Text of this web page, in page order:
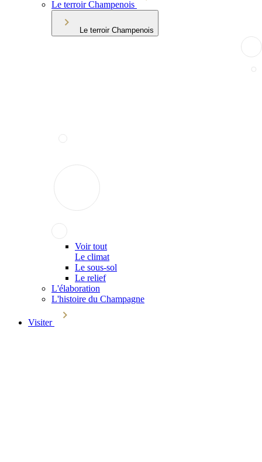
Le terroir Champenois
Le terroir Champenois
Voir tout
Le climat
Le sous-sol
Le relief
L'élaboration
L'histoire du Champagne
Visiter